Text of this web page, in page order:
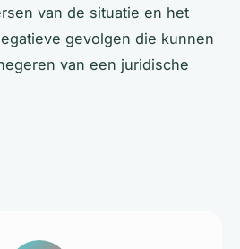
van de situatie en het
gevolgen die kunnen
van een juridische